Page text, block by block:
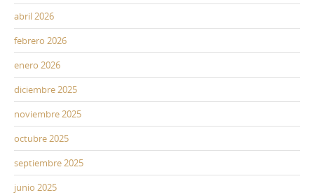
abril 2026
febrero 2026
enero 2026
diciembre 2025
noviembre 2025
octubre 2025
septiembre 2025
junio 2025